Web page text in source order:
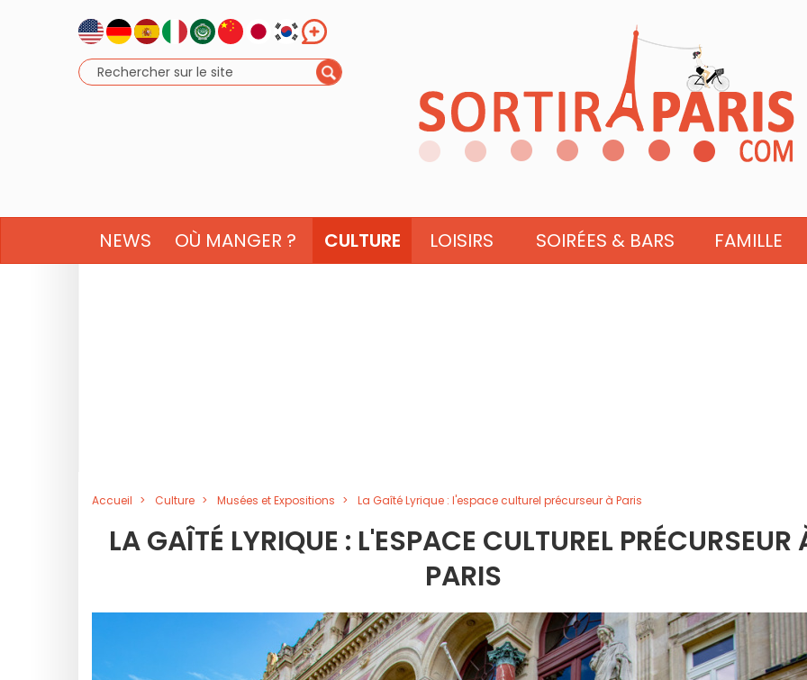
NEWS OÙ MANGER ? CULTURE LOISIRS SOIRÉES & BARS FAMILLE
Accueil Culture Musées et Expositions La Gaîté Lyrique : l'espace culturel précurseur à Paris
LA GAÎTÉ LYRIQUE : L'ESPACE CULTUREL PRÉCURSEUR
PARIS